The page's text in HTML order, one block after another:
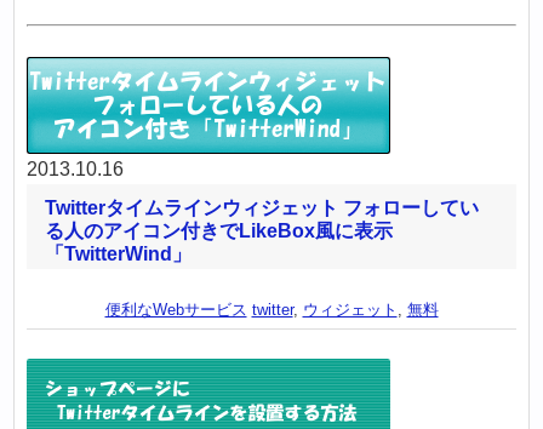
2013.10.16
Twitterタイムラインウィジェット フォローしてい
る人のアイコン付きでLikeBox風に表示
「TwitterWind」
便利なWebサービス twitter, ウィジェット , 無料